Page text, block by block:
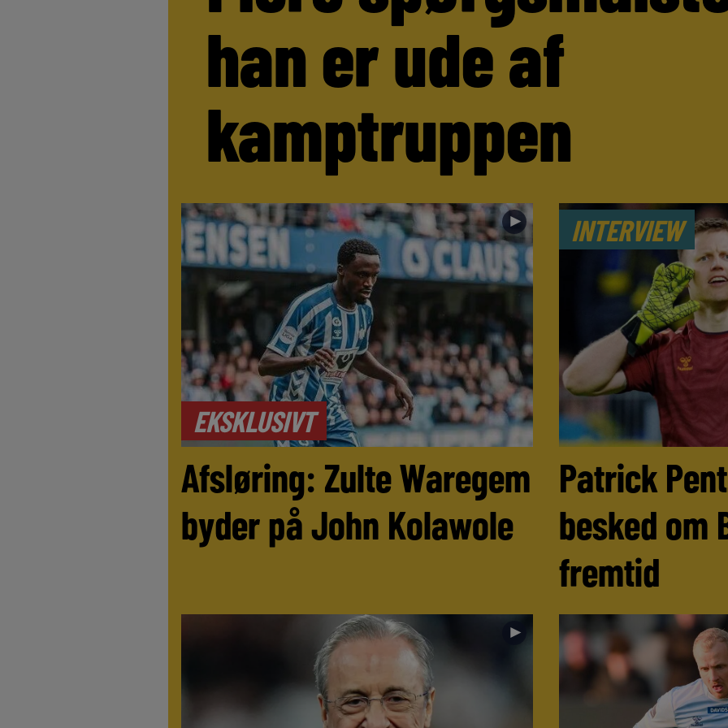
han er ude af
kamptruppen
EKSKLUSIVT
►
Afsløring: Zulte Waregem
byder på John Kolawole
INTERVIEW
Patrick
besked om
fremtid
►